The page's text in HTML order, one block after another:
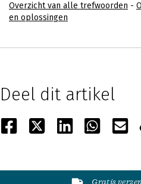
Overzicht van alle trefwoorden -
en oplossingen
Deel dit artikel
Gratis